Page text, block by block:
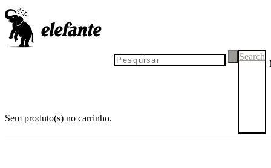
Sem produto(s) no carrinho.
Search